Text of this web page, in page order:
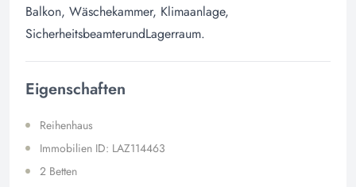
Balkon, Wäschekammer, Klimaanlage,
SicherheitsbeamterundLagerraum.
Eigenschaften
Reihenhaus
Immobilien ID: LAZ114463
2 Betten